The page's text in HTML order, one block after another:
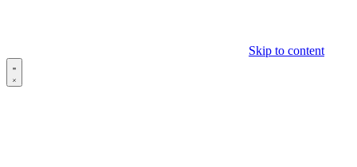
Skip to content